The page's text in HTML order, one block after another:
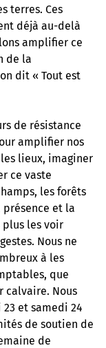
terres. Ces
déjà au-delà
amplifier ce
de la
dit « Tout est
de résistance
amplifier nos
lieux, imaginer
ce vaste
les forêts
présence et la
plus les voir
Nous ne
à les
que
calvaire. Nous
et samedi 24
de soutien de
de